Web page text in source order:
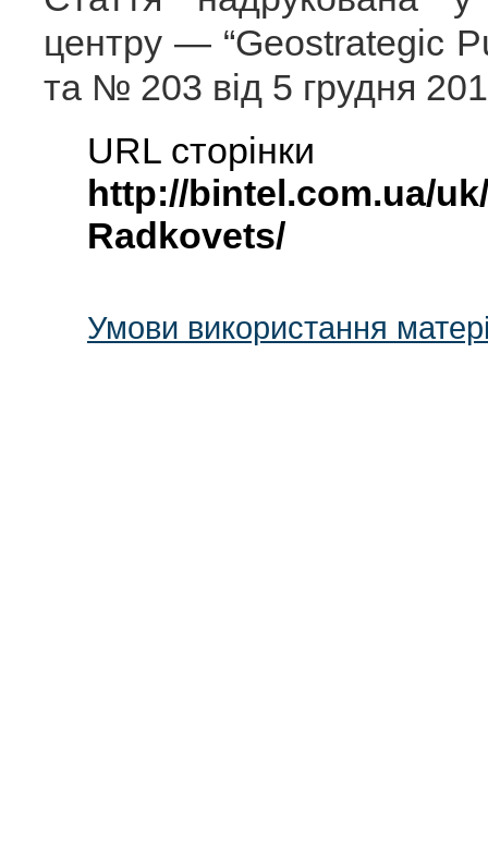
центру — “Geostrategic
та № 203 від 5 грудня
URL сторінки
http://bintel.com.ua/
Radkovets/
Умови використання